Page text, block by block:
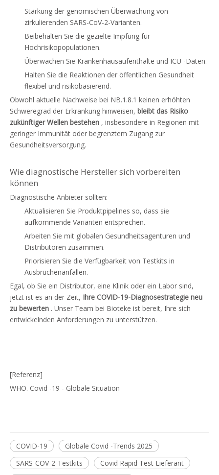
Stärkung der genomischen Überwachung von
zirkulierenden SARS-CoV-2-Varianten.
Beibehalten Sie die gezielte Impfung für
Hochrisikopopulationen.
Überwachen Sie Krankenhausaufenthalte und ICU -Daten.
Halten Sie die Reaktionen der öffentlichen Gesundheit
flexibel und risikobasierend.
Obwohl aktuelle Nachweise bei NB.1.8.1 keinen erhöhten
Schweregrad der Erkrankung hinweisen, bleibt das Risiko
zukünftiger Wellen bestehen , insbesondere in Regionen mit
geringer Immunität oder begrenztem Zugang zur
Gesundheitsversorgung.
Wie diagnostische Hersteller sich vorbereiten
können
Diagnostische Anbieter sollten:
Aktualisieren Sie Produktpipelines so, dass sie
aufkommende Varianten entsprechen.
Arbeiten Sie mit globalen Gesundheitsagenturen und
Distributoren zusammen.
Priorisieren Sie die Verfügbarkeit von Testkits in
Ausbrüchenanfällen.
Egal, ob Sie ein Distributor, eine Klinik oder ein Labor sind,
jetzt ist es an der Zeit, Ihre COVID-19-Diagnosestrategie neu
zu bewerten . Unser Team bei Bioteke ist bereit, Ihre sich
entwickelnden Anforderungen zu unterstützen.
[Referenz]
WHO. Covid -19 - Globale Situation
COVID-19
Globale Covid -Trends 2025
SARS-COV-2-Testkits
Covid Rapid Test Lieferant